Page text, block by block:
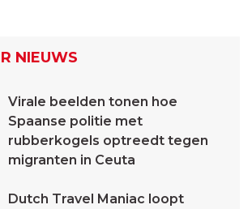
NIEUWS
Virale beelden tonen hoe
Spaanse politie met
rubberkogels optreedt tegen
migranten in Ceuta
Dutch Travel Maniac loopt